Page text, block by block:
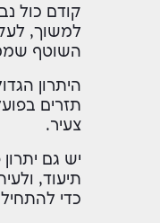
קודם כול
למשוך,
השוטף
היתרון
תזרים
צעיר.
יש גם
תיעוד,
כדי